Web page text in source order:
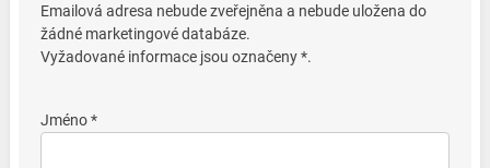
Emailová adresa nebude zveřejněna a nebude uložena do
žádné marketingové databáze.
Vyžadované informace jsou označeny *.
Jméno *